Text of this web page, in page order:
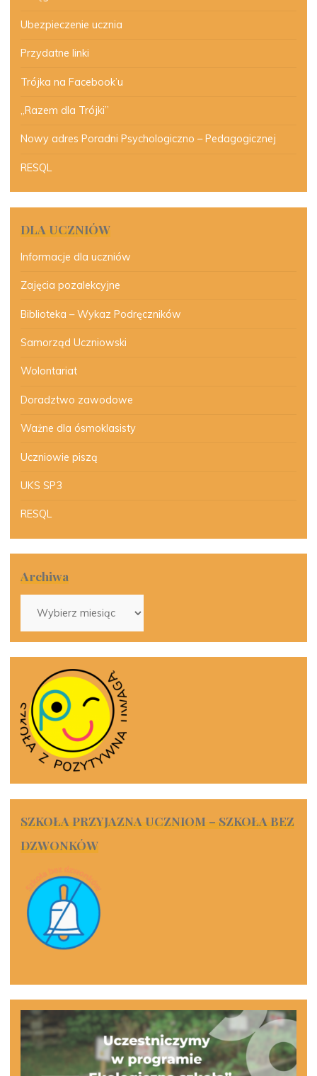
Ubezpieczenie ucznia
Przydatne linki
Trójka na Facebook’u
„Razem dla Trójki”
Nowy adres Poradni Psychologiczno – Pedagogicznej
RESQL
DLA UCZNIÓW
Informacje dla uczniów
Zajęcia pozalekcyjne
Biblioteka – Wykaz Podręczników
Samorząd Uczniowski
Wolontariat
Doradztwo zawodowe
Ważne dla ósmoklasisty
Uczniowie piszą
UKS SP3
RESQL
Archiwa
SZKOŁA PRZYJAZNA UCZNIOM – SZKOŁA BEZ
DZWONKÓW